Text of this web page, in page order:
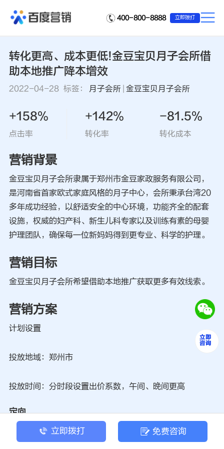
400-800-8888 立即拨打
转化更高、成本更低!金豆宝贝月子会所借
助本地推广降本增效
2022-04-28 标签： 月子会所 金豆宝贝月子会所
+158%
点击率
+142%
转化率
-81.5%
转化成本
营销背景
金豆宝贝月子会所隶属于郑州市金豆家政服务有限公司，
是河南省首家欧式家庭风格的月子中心，会所秉承台湾20
多年成功经验，以舒适安全的中心环境，功能齐全的配套
设施，权威的妇产科、新生儿科专家以及训练有素的母婴
护理团队，确保每一位新妈妈得到更专业、科学的护理。
营销目标
金豆宝贝月子会所希望借助本地推广获取更多有效线索。
营销方案
计划设置
投放地域：郑州市
投放时间：分时段设置出价系数，午间、晚间更高
定向
关键词主要包括：
立即拨打 免费咨询